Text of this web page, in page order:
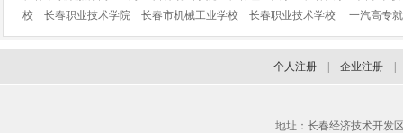
校
长春职业技术学院 长春市机械工业学校 长春职业技术学校 一汽高专
个人注册 企业注册
地址：长春经济技术开发